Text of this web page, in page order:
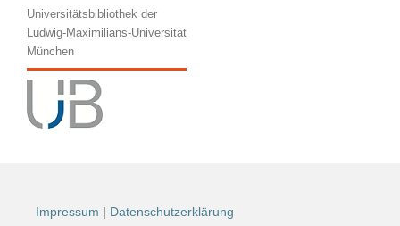
Universitätsbibliothek der
Ludwig-Maximilians-Universität
München
Impressum | Datenschutzerklärung